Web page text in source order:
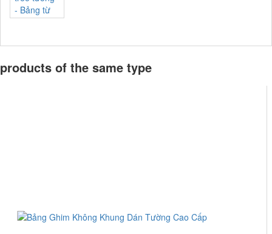
products of the same type